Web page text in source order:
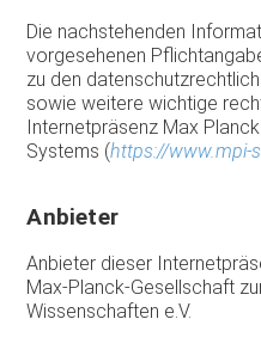
Die nachstehenden
vorgesehenen
zu den
sowie weitere wichtige
Internetpräsenz Max
Systems (https://www.mpi-
Anbieter
Anbieter dieser
Max-Planck-Gesellschaft
Wissenschaften e.V.